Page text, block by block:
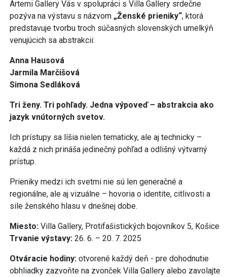
Artemi Gallery Vás v spolupráci s Villa Gallery srdečne
pozýva na výstavu s názvom „Ženské prieniky“, ktorá
predstavuje tvorbu troch súčasných slovenských umelkýň
venujúcich sa abstrakcii:
Anna Hausová
Jarmila Marčišová
Simona Sedláková
Tri ženy. Tri pohľady. Jedna výpoveď – abstrakcia ako
jazyk vnútorných svetov.
Ich prístupy sa líšia nielen tematicky, ale aj technicky –
každá z nich prináša jedinečný pohľad a odlišný výtvarný
prístup.
Prieniky medzi ich svetmi nie sú len generačné a
regionálne, ale aj vizuálne – hovoria o identite, citlivosti a
sile ženského hlasu v dnešnej dobe.
Miesto: Villa Gallery, Protifašistických bojovníkov 5, Košice
Trvanie výstavy: 26. 6. – 20. 7. 2025
Otváracie hodiny: otvorené každý deň - pre dohodnutie
obhliadky zazvoňte na zvonček Villa Gallery alebo zavolajte